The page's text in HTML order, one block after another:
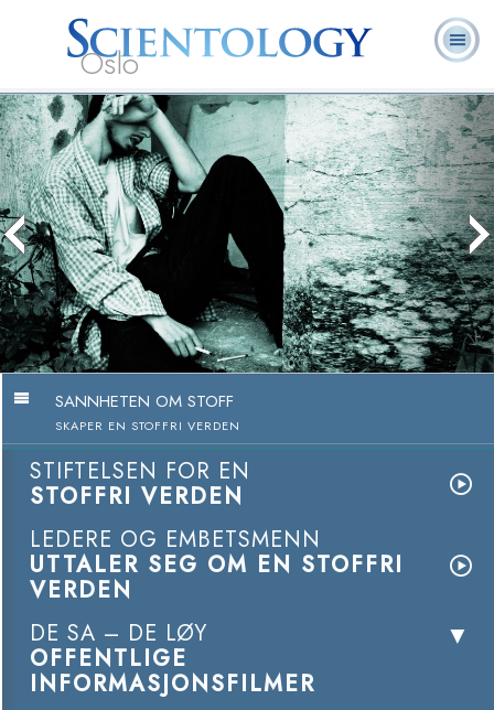
Oslo
L. Ron
Hubbard
Hva er
Scientology?
Frivillige
prester
Ofte stilte
spørsmål
Bøker
SANNHETEN OM STOFF
SKAPER EN STOFFRI VERDEN
STIFTELSEN FOR EN
STOFFRI VERDEN
LEDERE OG EMBETSMENN
UTTALER SEG OM EN STOFFRI
VERDEN
DE SA – DE LØY
OFFENTLIGE
INFORMASJONSFILMER